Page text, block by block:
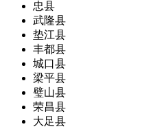
忠县
武隆县
垫江县
丰都县
城口县
梁平县
璧山县
荣昌县
大足县